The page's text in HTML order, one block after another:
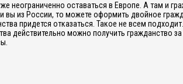
неограниченно оставаться в Европе. А там и
вы из России, то можете оформить двойное
придется отказаться. Такое не всем
действительно можно получить гражданство